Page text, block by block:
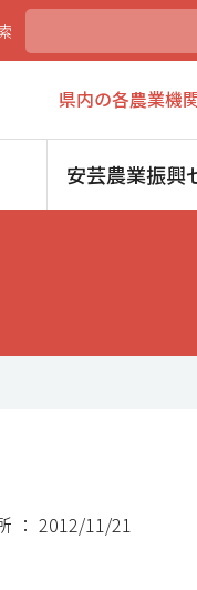
県内の各農業機
安芸農業振興
： 2012/11/21